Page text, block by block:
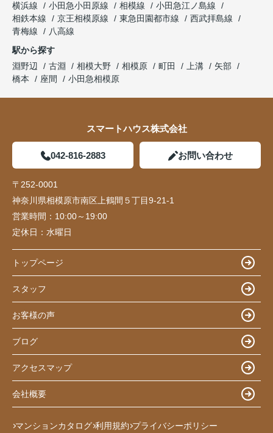
横浜線
小田急小田原線 相模線
小田急江ノ島線
相鉄本線
京王相模原線 東急田園都市線
西武拝島線
青梅線
八高線
駅から探す
淵野辺
古淵 相模大野 相模原 町田 上溝
矢部
橋本
座間 小田急相模原
スマートハウス株式会社
042-816-2883 お問い合わせ
〒252-0001
神奈川県相模原市南区上鶴間５丁目9-21-1
営業時間： 10:00～19:00
定休日： 水曜日
トップページ
スタッフ
お客様の声
ブログ
アクセスマップ
会社概要
マンションカタログ 利用規約 プライバシーポリシー